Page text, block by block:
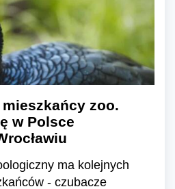
zoo.
w Polsce
ma kolejnych
- czubacze